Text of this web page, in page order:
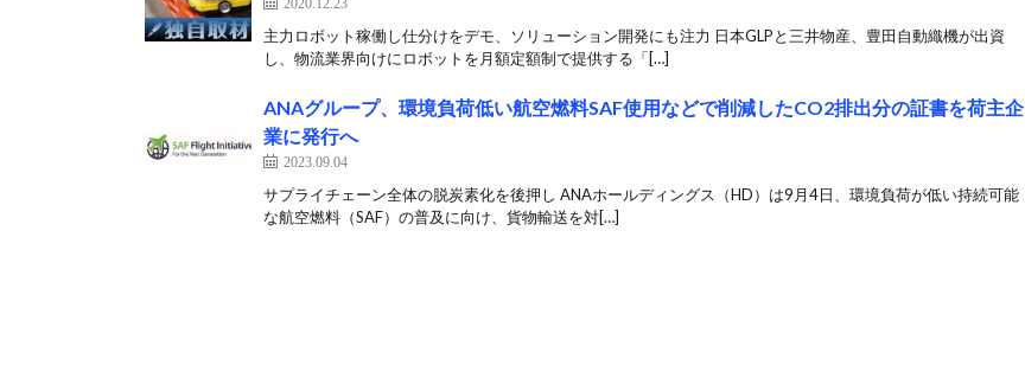
主力ロボット稼働し仕分けをデモ、ソリューション開発にも注力 日本GLPと三井物産、豊田自動織機が出資
し、物流業界向けにロボットを月額定額制で提供する「[…]
ANAグループ、環境負荷低い航空燃料SAF使用などで削減したCO2排出分の証書を荷主企
業に発行へ
2023.09.04
サプライチェーン全体の脱炭素化を後押し ANAホールディングス（HD）は9月4日、環境負荷が低い持続可能
な航空燃料（SAF）の普及に向け、貨物輸送を対[…]